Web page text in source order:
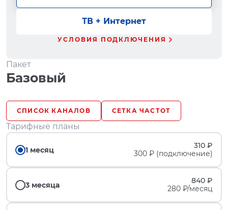
ТВ + Интернет
УСЛОВИЯ ПОДКЛЮЧЕНИЯ
Пакет
Базовый
СПИСОК КАНАЛОВ СЕТКА ЧАСТОТ
Тарифные планы
1 месяц
310 ₽
300 ₽ (подключение)
3 месяца
840 ₽
280 ₽/месяц